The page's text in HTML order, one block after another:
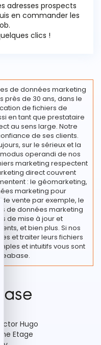
adresses prospects
en commander les
clics !
de données marketing
près de 30 ans, dans le
de fichiers de
en tant que prestataire
au sens large. Notre
de ses clients.
sur le sérieux et la
operandi de nos
marketing respectent
direct couvrent
: le géomarketing,
marketing pour
de vente par exemple, le
de données marketing
de mise à jour et
et bien plus. Si nos
et traiter leurs fichiers
et intuitifs vous sont
Hugo
Etage
le bandeau